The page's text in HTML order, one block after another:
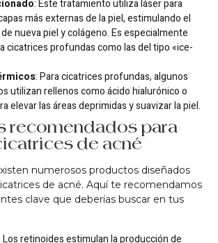
: Este tratamiento utiliza láser para
más externas de la piel, estimulando el
nueva piel y colágeno. Es especialmente
cicatrices profundas como las del tipo «ice-
: Para cicatrices profundas, algunos
utilizan rellenos como ácido hialurónico o
elevar las áreas deprimidas y suavizar la piel.
recomendados para
de acné
numerosos productos diseñados
de acné. Aquí te recomendamos
clave que deberías buscar en tus
Los retinoides estimulan la producción de